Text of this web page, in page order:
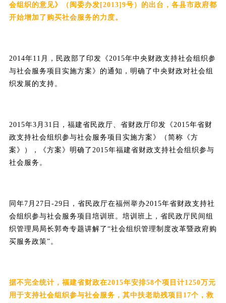
会组织的意见》（闽委办发[2013]9号）的出台，各县市政府都
开始增加了购买社会服务的力度。
2014年11月，民政部了印发《2015年中央财政支持社会组织参
与社会服务项目实施方案》的通知，明确了中央财政对社会组
织发展的支持。
2015年3月31日，福建省民政厅、省财政厅印发《2015年省财
政支持社会组织参与社会服务项目实施方案》（简称《方
案》），《方案》明确了2015年福建省财政支持社会组织参与
社会服务。
同年7月27日-29日，省民政厅在福州举办2015年省财政支持社
会组织参与社会服务项目培训班。培训班上，省民政厅民间组
织管理局局长郭奇专题讲解了“社会组织管理制度改革暨政府购
买服务政策”。
据不完全统计，福建省财政在2015年安排58个项目计1250万元
用于支持社会组织参与社会服务，其中扶老助残项目17个，救